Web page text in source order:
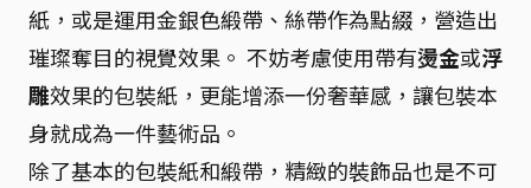
紙，或是運用金銀色緞帶、絲帶作為點綴，營造出
璀璨奪目的視覺效果。 不妨考慮使用帶有燙金或浮
雕效果的包裝紙，更能增添一份奢華感，讓包裝本
身就成為一件藝術品。
除了基本的包裝紙和緞帶，精緻的裝飾品也是不可